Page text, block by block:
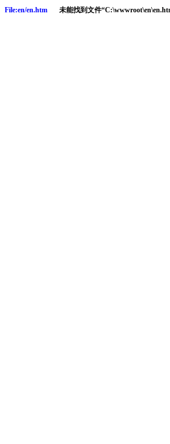
File:en/en.htm 未能找到文件